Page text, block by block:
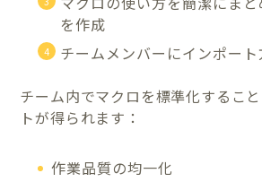
を作成
チームメンバーにインポー
チーム内でマクロを標準化するこ
トが得られます：
作業品質の均一化